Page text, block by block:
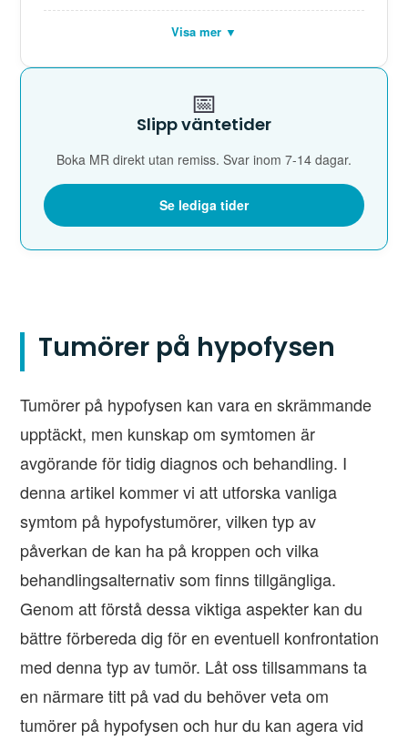
Tumörer på hypofysen
Tumörer på hypofysen kan vara en skrämmande
upptäckt, men kunskap om symtomen är
avgörande för tidig diagnos och behandling. I
denna artikel kommer vi att utforska vanliga
symtom på hypofystumörer, vilken typ av
påverkan de kan ha på kroppen och vilka
behandlingsalternativ som finns tillgängliga.
Genom att förstå dessa viktiga aspekter kan du
bättre förbereda dig för en eventuell konfrontation
med denna typ av tumör. Låt oss tillsammans ta
en närmare titt på vad du behöver veta om
tumörer på hypofysen och hur du kan agera vid
Visa mer ▼
📅
Slipp väntetider
Boka MR direkt utan remiss. Svar inom 7-14 dagar.
Se lediga tider